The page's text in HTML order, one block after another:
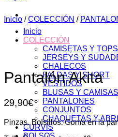
Inicio
COLECCIÓN
CAMISETAS Y TOPS
JERSEYS Y
CHALECOS
FALDAS Y SHORT
VESTIDOS
BLUSAS Y CAMISAS
PANTALONES
CONJUNTOS
CHAQUETAS Y
CURVIS
Inicio / COLECCIÓN /
Pantalón Akita
29,90€
Pinzas. Bolsillos. Goma en la